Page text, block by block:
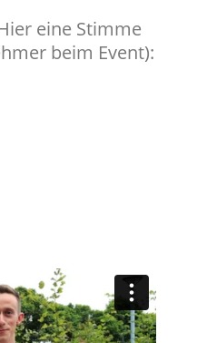
eine Stimme
beim Event):